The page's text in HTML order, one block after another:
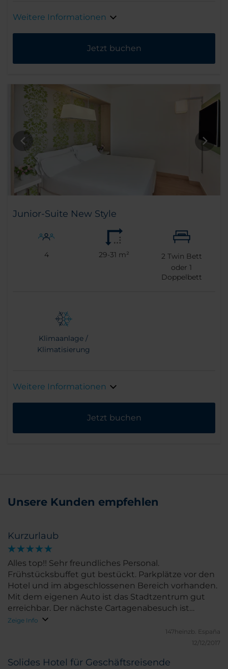
Weitere Informationen
Jetzt buchen
Junior-Suite New Style
4 29-31 m² 2 Twin Bett
oder1
Doppelbett
Klimaanlage /
Klimatisierung
Weitere Informationen
Jetzt buchen
Unsere Kunden empfehlen
Kurzurlaub
Alles top!! Sehr freundliches Personal.
Frühstücksbuffet gut bestückt. Parkplätze vor den
Hotel und im abgeschlossenen Bereich vorhanden.
Mit dem eigenen Auto ist das Stadtzentrum gut
erreichbar. Der nächste Cartagenabesuch ist
geplant, im NH-Hotel.
Zeige Info
147heinzb. España
12/12/2017
Solides Hotel für Geschäftsreisende